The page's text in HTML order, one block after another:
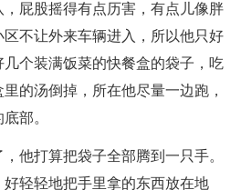
屁股摇得有点历害，有点儿像胖
不让外来车辆进入，所以他只好
个装满饭菜的快餐盒的袋子，吃
的汤倒掉，所在他尽量一边跑，
部。
他打算把袋子全部腾到一只手。
轻轻地把手里拿的东西放在地